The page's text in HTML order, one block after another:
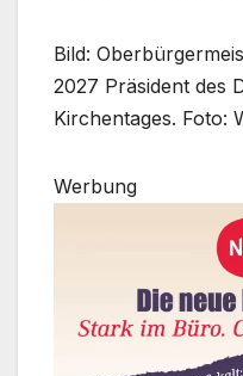
Bild:
2027 Präsident des
Kirchentages. Foto:
Werbung